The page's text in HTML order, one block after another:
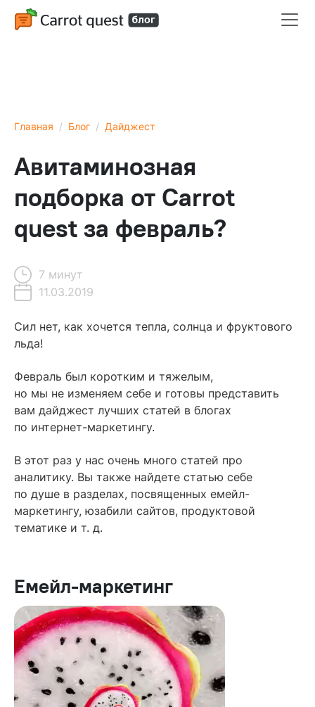
Главная Блог Дайджест
Авитаминозная
подборка от Carrot
quest за февраль?
7 минут
11.03.2019
Содержание
Емейл-маркетинг
Аналитика
Неопознанная рубрика
Юзабилити и дизайн
Наши лучшие статьи за месяц
Читайте также
Сил нет, как хочется тепла, солнца и фруктового
льда!
Февраль был коротким и тяжелым,
но мы не изменяем себе и готовы представить
вам дайджест лучших статей в блогах
по интернет-маркетингу.
В этот раз у нас очень много статей про
аналитику. Вы также найдете статью себе
по душе в разделах, посвященных емейл-
маркетингу, юзабили сайтов, продуктовой
тематике и т. д.
Емейл-маркетинг